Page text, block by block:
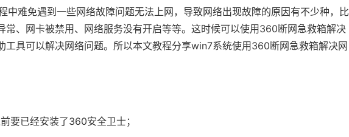
中难免遇到一些网络故障问题无法上网，导致网络出现故障的原因有不少种，比
常、网卡被禁用、网络服务没有开启等等。这时候可以使用360断网急救箱解决
工具可以解决网络问题。所以本文教程分享win7系统使用360断网急救箱解决网
要已经安装了360安全卫士；